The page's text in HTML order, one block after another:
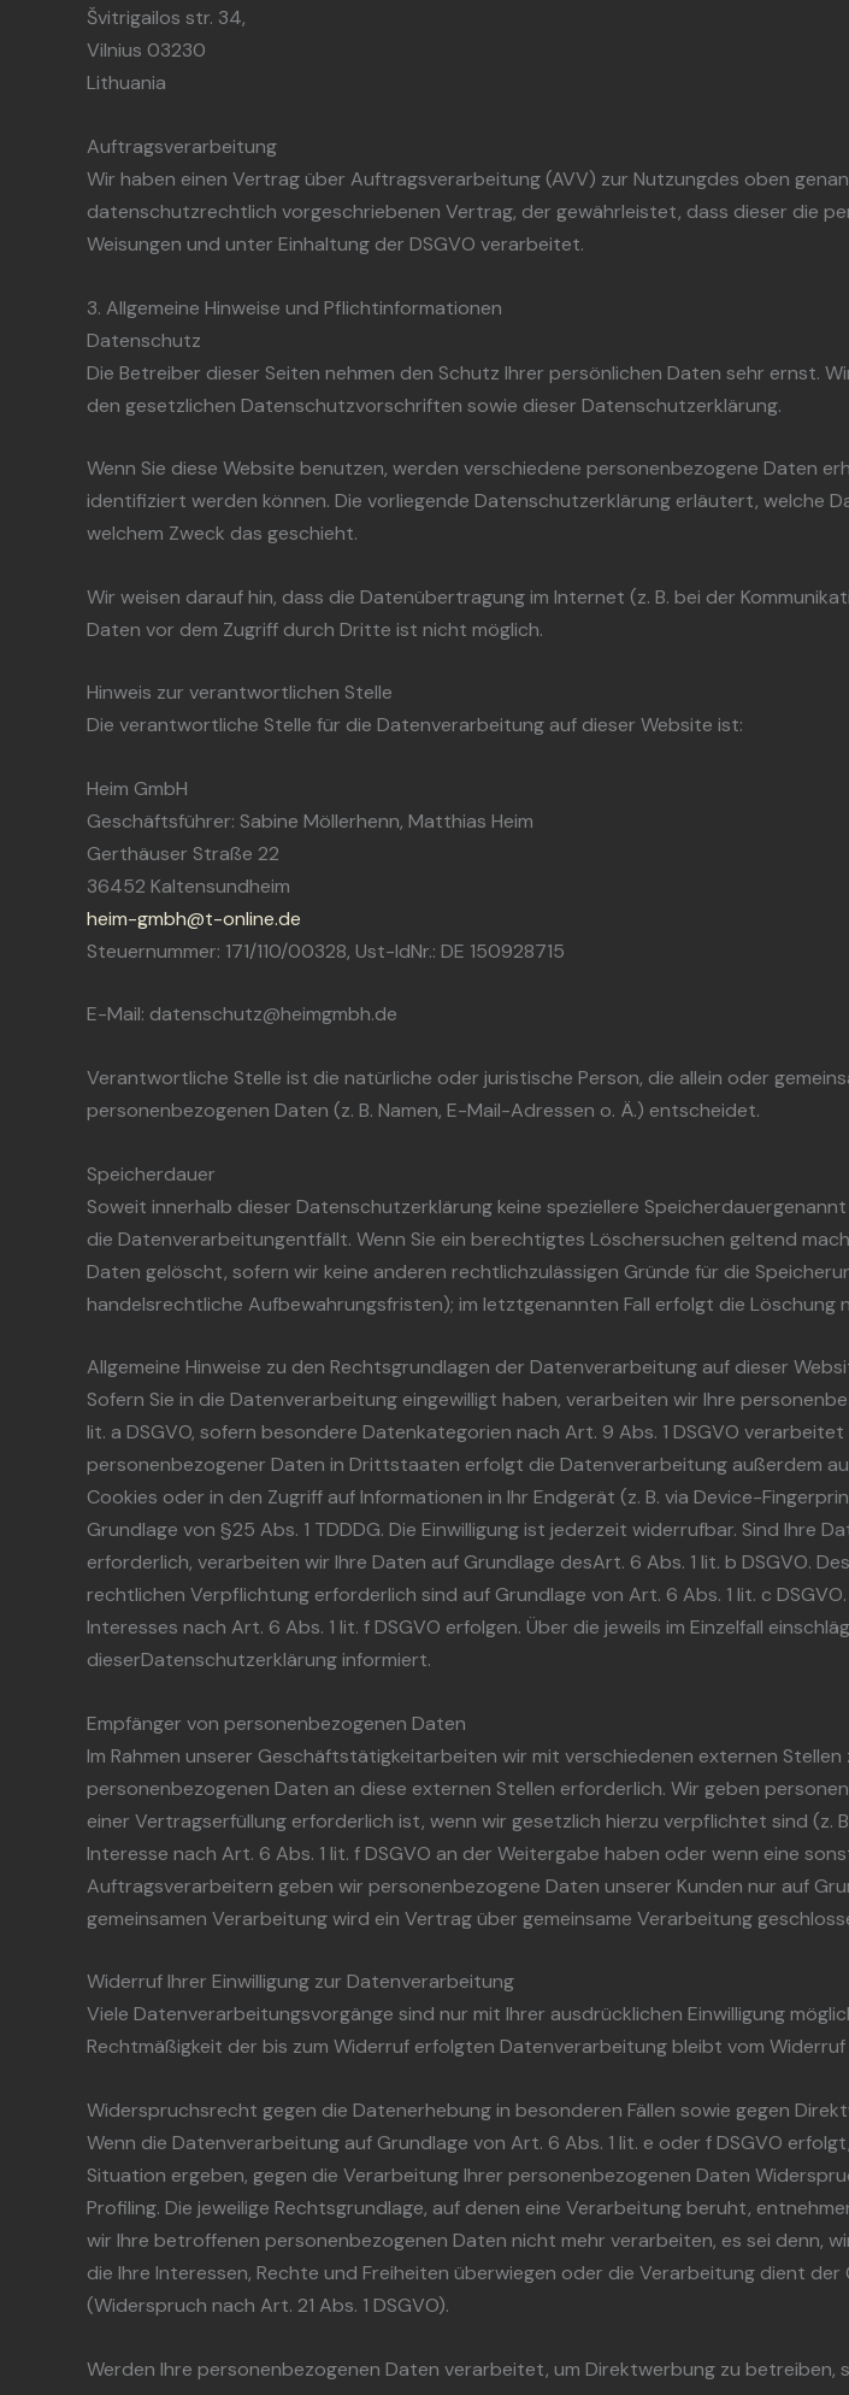
Švitrigailos str. 34,
Vilnius 03230
Lithuania
Auftragsverarbeitung
Wir haben einen Vertrag über Auftragsverarbeitung (AVV) zur Nutzungdes oben
datenschutzrechtlich vorgeschriebenen Vertrag, der gewährleistet, dass dieser die
Weisungen und unter Einhaltung der DSGVO verarbeitet.
3. Allgemeine Hinweise und Pflicht­informationen
Datenschutz
Die Betreiber dieser Seiten nehmen den Schutz Ihrer persönlichen Daten sehr ernst.
den gesetzlichen Datenschutzvorschriften sowie dieser Datenschutzerklärung.
Wenn Sie diese Website benutzen, werden verschiedene personenbezogene Daten
identifiziert werden können. Die vorliegende Datenschutzerklärung erläutert, welche
welchem Zweck das geschieht.
Wir weisen darauf hin, dass die Datenübertragung im Internet (z. B. bei der
Daten vor dem Zugriff durch Dritte ist nicht möglich.
Hinweis zur verantwortlichen Stelle
Die verantwortliche Stelle für die Datenverarbeitung auf dieser Website ist:
Heim GmbH
Geschäftsführer: Sabine Möllerhenn, Matthias Heim
Gerthäuser Straße 22
36452 Kaltensundheim
heim-gmbh@t-online.de
Steuernummer: 171/110/00328, Ust-IdNr.: DE 150928715
E-Mail: datenschutz@heimgmbh.de
Verantwortliche Stelle ist die natürliche oder juristische Person, die allein oder
personenbezogenen Daten (z. B. Namen, E-Mail-Adressen o. Ä.) entscheidet.
Speicherdauer
Soweit innerhalb dieser Datenschutzerklärung keine speziellere
die Datenverarbeitungentfällt. Wenn Sie ein berechtigtes Löschersuchen geltend
Daten gelöscht, sofern wir keine anderen rechtlichzulässigen Gründe für die
handelsrechtliche Aufbewahrungsfristen); im letztgenannten Fall erfolgt die Löschung
Allgemeine Hinweise zu den Rechtsgrundlagen der Datenverarbeitung auf dieser
Sofern Sie in die Datenverarbeitung eingewilligt haben, verarbeiten wir Ihre
lit. a DSGVO, sofern besondere Datenkategorien nach Art. 9 Abs. 1 DSGVO
personenbezogener Daten in Drittstaaten erfolgt die Datenverarbeitung außerdem
Cookies oder in den Zugriff auf Informationen in Ihr Endgerät (z. B. via Device-
Grundlage von §25 Abs. 1 TDDDG. Die Einwilligung ist jederzeit widerrufbar. Sind
erforderlich, verarbeiten wir Ihre Daten auf Grundlage desArt. 6 Abs. 1 lit. b DSGVO.
rechtlichen Verpflichtung erforderlich sind auf Grundlage von Art. 6 Abs. 1 lit. c
Interesses nach Art. 6 Abs. 1 lit. f DSGVO erfolgen. Über die jeweils im Einzelfall
dieserDatenschutzerklärung informiert.
Empfänger von personenbezogenen Daten
Im Rahmen unserer Geschäftstätigkeitarbeiten wir mit verschiedenen externen
personenbezogenen Daten an diese externen Stellen erforderlich. Wir geben
einer Vertragserfüllung erforderlich ist, wenn wir gesetzlich hierzu verpflichtet sind
Interesse nach Art. 6 Abs. 1 lit. f DSGVO an der Weitergabe haben oder wenn eine
Auftragsverarbeitern geben wir personenbezogene Daten unserer Kunden nur auf
gemeinsamen Verarbeitung wird ein Vertrag über gemeinsame Verarbeitung
Widerruf Ihrer Einwilligung zur Datenverarbeitung
Viele Datenverarbeitungsvorgänge sind nur mit Ihrer ausdrücklichen Einwilligung
Rechtmäßigkeit der bis zum Widerruf erfolgten Datenverarbeitung bleibt vom
Widerspruchsrecht gegen die Datenerhebung in besonderen Fällen sowie gegen
Wenn die Datenverarbeitung auf Grundlage von Art. 6 Abs. 1 lit. e oder f DSGVO
Situation ergeben, gegen die Verarbeitung Ihrer personenbezogenen Daten
Profiling. Die jeweilige Rechtsgrundlage, auf denen eine Verarbeitung beruht,
wir Ihre betroffenen personenbezogenen Daten nicht mehr verarbeiten, es sei denn,
die Ihre Interessen, Rechte und Freiheiten überwiegen oder die Verarbeitung dient
(Widerspruch nach Art. 21 Abs. 1 DSGVO).
Werden Ihre personenbezogenen Daten verarbeitet, um Direktwerbung zu